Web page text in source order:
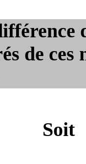
de ces
Soit